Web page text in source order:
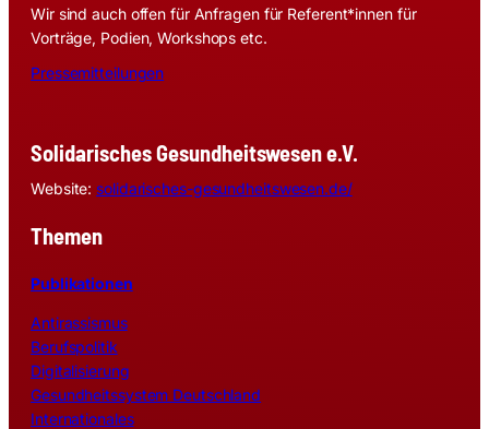
Wir sind auch offen für Anfragen für Referent*innen für
Vorträge, Podien, Workshops etc.
Pressemitteilungen
Solidarisches Gesundheitswesen e.V.
Website: solidarisches-gesundheitswesen.de/
Themen
Publikationen
Antirassismus
Berufspolitik
Digitalisierung
Gesundheitssystem Deutschland
Internationales